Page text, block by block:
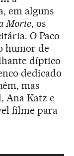
em alguns
Morte, os
O Paco
humor de
díptico
dedicado
mas
Ana Katz e
filme para